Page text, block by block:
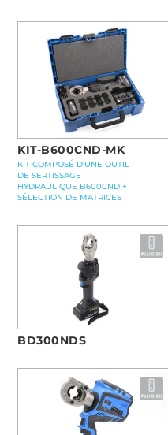
KIT-B600CND-MK
KIT COMPOSÉ D'UNE OUTIL
DE SERTISSAGE
HYDRAULIQUE B600CND +
SÉLECTION DE MATRICES
BD300NDS